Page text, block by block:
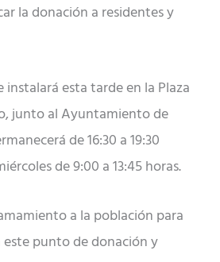
la donación a residentes y
instalará esta tarde en la Plaza
junto al Ayuntamiento de
de 16:30 a 19:30
de 9:00 a 13:45 horas.
a la población para
este punto de donación y